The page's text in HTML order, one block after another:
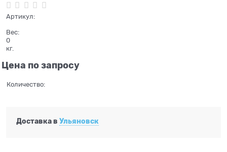
Артикул:
Вес:
0
кг.
Цена по запросу
Количество:
Доставка в Ульяновск